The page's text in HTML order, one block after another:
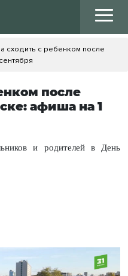
сходить с ребенком после
после
афиша на 1
и родителей в День